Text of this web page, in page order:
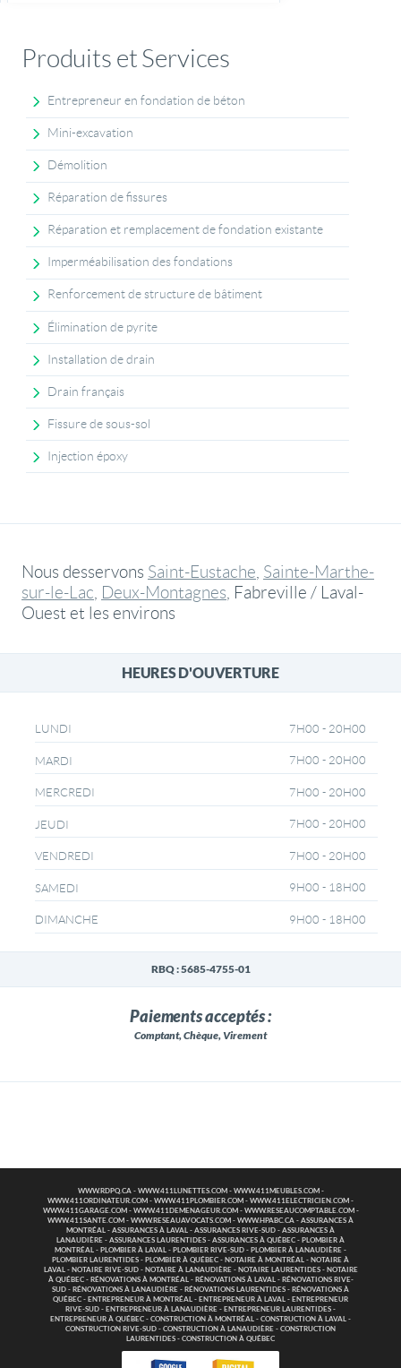
Produits et Services
Entrepreneur en fondation de béton
Mini-excavation
Démolition
Réparation de fissures
Réparation et remplacement de fondation existante
Imperméabilisation des fondations
Renforcement de structure de bâtiment
Élimination de pyrite
Installation de drain
Drain français
Fissure de sous-sol
Injection époxy
Nous desservons Saint-Eustache Sainte-Marthe-
sur-le-Lac Deux-Montagnes , Fabreville / Laval-
Ouest et les environs
HEURES D'OUVERTURE
LUNDI 7H00 - 20H00
MARDI 7H00 - 20H00
MERCREDI 7H00 - 20H00
JEUDI 7H00 - 20H00
VENDREDI 7H00 - 20H00
SAMEDI 9H00 - 18H00
DIMANCHE 9H00 - 18H00
RBQ : 5685-4755-01
Paiements acceptés :
Comptant, Chèque, Virement
WWW.RDPQ.CA- WWW.411LUNETTES.COM - WWW.411MEUBLES.COM -
WWW.411ORDINATEUR.COM - WWW.411PLOMBIER.COM - WWW.411ELECTRICIEN.COM -
WWW.411GARAGE.COM - WWW.411DEMENAGEUR.COM - WWW.RESEAUCOMPTABLE.COM -
WWW.411SANTE.COM - WWW.RESEAUAVOCATS.COM - WWW.HPABC.CA - ASSURANCES À
MONTRÉAL - ASSURANCES À LAVAL - ASSURANCES RIVE-SUD - ASSURANCES À
LANAUDIÈRE - ASSURANCES LAURENTIDES - ASSURANCES À QUÉBEC - PLOMBIER À
MONTRÉAL - PLOMBIER À LAVAL - PLOMBIER RIVE-SUD - PLOMBIER À LANAUDIÈRE -
PLOMBIER LAURENTIDES - PLOMBIER À QUÉBEC - NOTAIRE À MONTRÉAL - NOTAIRE À
LAVAL- NOTAIRE RIVE-SUD- NOTAIRE À LANAUDIÈRE- NOTAIRE LAURENTIDES- NOTAIRE
À QUÉBEC- RÉNOVATIONS À MONTRÉAL- RÉNOVATIONS À LAVAL- RÉNOVATIONS RIVE-
SUD - RÉNOVATIONS À LANAUDIÈRE - RÉNOVATIONS LAURENTIDES - RÉNOVATIONS À
QUÉBEC - ENTREPRENEUR À MONTRÉAL - ENTREPRENEUR À LAVAL - ENTREPRENEUR
RIVE-SUD - ENTREPRENEUR À LANAUDIÈRE - ENTREPRENEUR LAURENTIDES -
ENTREPRENEUR À QUÉBEC - CONSTRUCTION À MONTRÉAL - CONSTRUCTION À LAVAL -
CONSTRUCTION RIVE-SUD - CONSTRUCTION À LANAUDIÈRE - CONSTRUCTION
LAURENTIDES - CONSTRUCTION À QUÉBEC